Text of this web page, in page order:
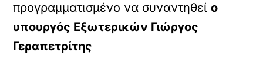
προγραμματισμένο να συναντηθείο
υπουργός Εξωτερικών Γιώργος
Γεραπετρίτης